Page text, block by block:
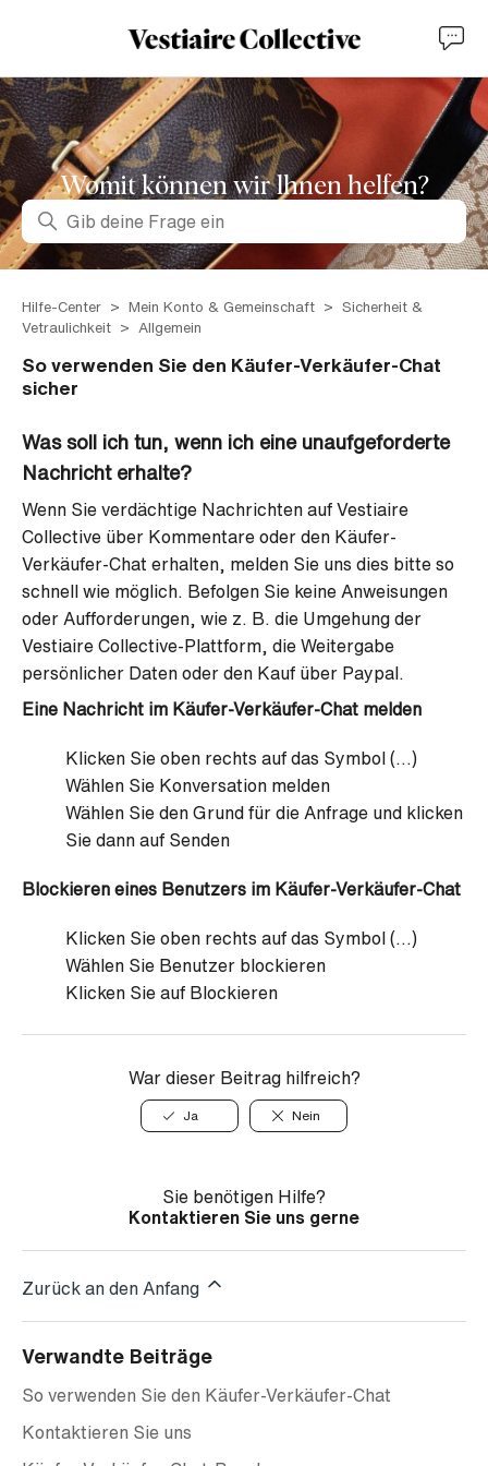
Womit können wir lhnen helfen?
Suche
Hilfe-Center Mein Konto & Gemeinschaft
Sicherheit &
Vetraulichkeit
Allgemein
So verwenden Sie den Käufer-Verkäufer-Chat
sicher
Was soll ich tun, wenn ich eine unaufgeforderte
Nachricht erhalte?
Wenn Sie verdächtige Nachrichten auf Vestiaire
Collective über Kommentare oder den Käufer-
Verkäufer-Chat erhalten, melden Sie uns dies bitte so
schnell wie möglich. Befolgen Sie keine Anweisungen
oder Aufforderungen, wie z. B. die Umgehung der
Vestiaire Collective-Plattform, die Weitergabe
persönlicher Daten oder den Kauf über Paypal.
Eine Nachricht im Käufer-Verkäufer-Chat melden
Klicken Sie oben rechts auf das Symbol (...)
Wählen Sie Konversation melden
Wählen Sie den Grund für die Anfrage und klicken
Sie dann auf Senden
Blockieren eines Benutzers im Käufer-Verkäufer-Chat
Klicken Sie oben rechts auf das Symbol (...)
Wählen Sie Benutzer blockieren
Klicken Sie auf Blockieren
War dieser Beitrag hilfreich?
Ja Nein
Sie benötigen Hilfe?
Kontaktieren Sie uns gerne
Zurück an den Anfang
Verwandte Beiträge
So verwenden Sie den Käufer-Verkäufer-Chat
Kontaktieren Sie uns